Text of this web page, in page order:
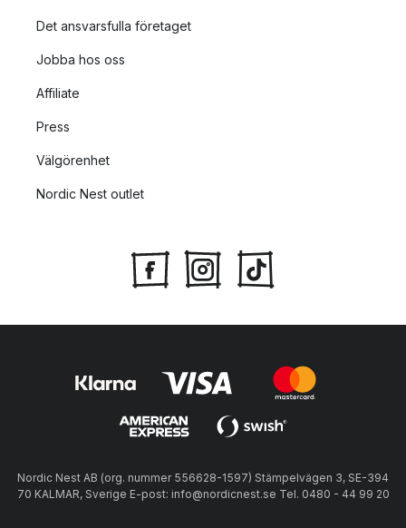
Det ansvarsfulla företaget
Jobba hos oss
Affiliate
Press
Välgörenhet
Nordic Nest outlet
Nordic Nest AB (org. nummer 556628-1597) Stämpelvägen 3, SE-394
70 KALMAR, Sverige E-post: info@nordicnest.se Tel. 0480 - 44 99 20